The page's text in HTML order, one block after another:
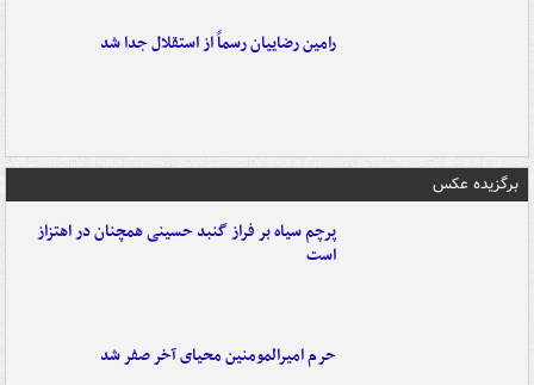
رامین رضاییان رسماً از استقلال جدا شد
برگزیده عکس
پرچم سیاه بر فراز گنبد حسینی همچنان در اهتزاز
است
حرم امیرالمومنین محیای آخر صفر شد